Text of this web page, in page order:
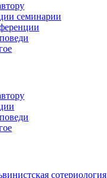
семинарии
сотериология